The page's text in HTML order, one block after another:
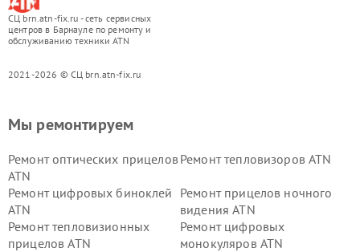
СЦ brn.atn-fix.ru - сеть сервисных
центров в Барнауле по ремонту и
обслуживанию техники ATN
2021-2026 © СЦ brn.atn-fix.ru
Мы ремонтируем
Ремонт оптических прицелов
ATN
Ремонт тепловизоров ATN
Ремонт цифровых биноклей
ATN
Ремонт прицелов ночного
видения ATN
Ремонт тепловизионных
прицелов ATN
Ремонт цифровых
монокуляров ATN